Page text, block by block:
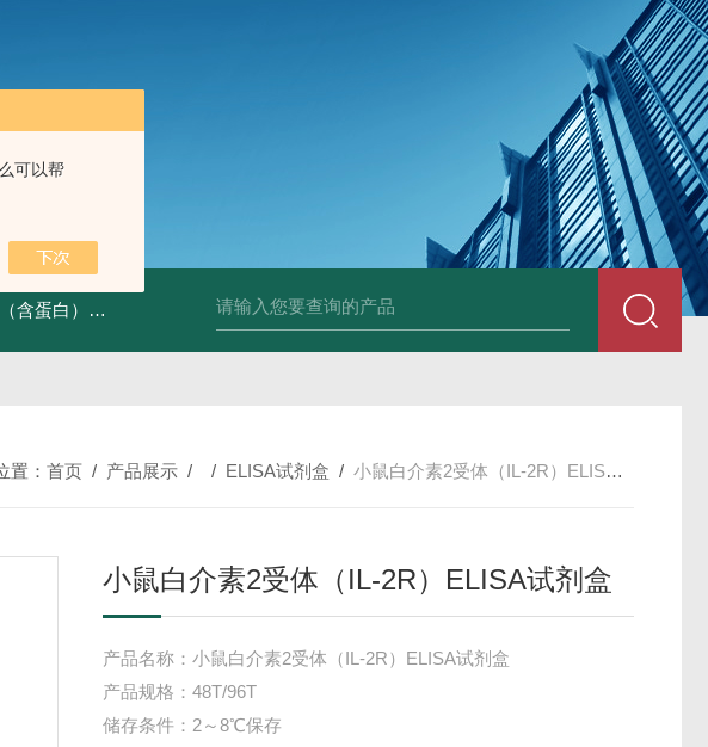
可以帮
含蛋白） FITC标记小鼠抗His tag 组织细胞固定液（8％，PFA） 总胆汁酸（TBA）质
置：首页 / 产品展示 / / ELISA试剂盒 /小鼠白介素2受体（IL-2R）ELISA试剂盒
小鼠白介素2受体（IL-2R）ELISA试剂盒
产品名称：小鼠白介素2受体（IL-2R）ELISA试剂盒
产品规格：48T/96T
储存条件：2～8℃保存